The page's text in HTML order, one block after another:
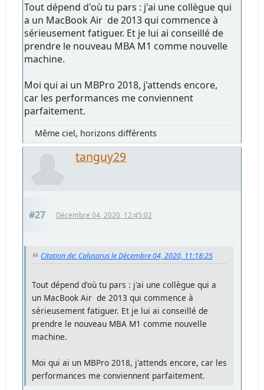
Tout dépend d'où tu pars : j'ai une collègue qui
a un MacBook Air de 2013 qui commence à
sérieusement fatiguer. Et je lui ai conseillé de
prendre le nouveau MBA M1 comme nouvelle
machine.
Moi qui ai un MBPro 2018, j'attends encore,
car les performances me conviennent
parfaitement.
Même ciel, horizons différents
tanguy29
#27 Décembre 04, 2020, 12:45:02
Citation de: Calusarus le Décembre 04, 2020, 11:18:25
Tout dépend d'où tu pars : j'ai une collègue qui a
un MacBook Air de 2013 qui commence à
sérieusement fatiguer. Et je lui ai conseillé de
prendre le nouveau MBA M1 comme nouvelle
machine.
Moi qui ai un MBPro 2018, j'attends encore, car les
performances me conviennent parfaitement.